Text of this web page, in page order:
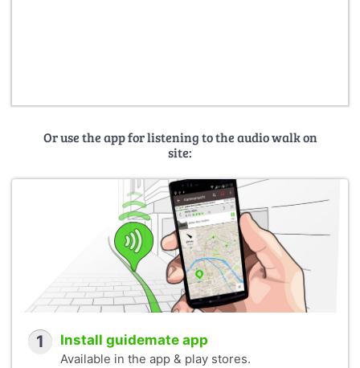
Or use the app for listening to the audio walk on
site:
1 Install guidemate app
Available in the app & play stores.